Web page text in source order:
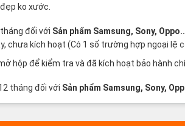
ko xước.
đối với Sản phẩm Samsung, Sony,
chưa kích hoạt (Có 1 số trường hợp ngoại lệ
hộp để kiểm tra và đã kích hoạt bảo hành
tháng đối với Sản phẩm Samsung, Sony,